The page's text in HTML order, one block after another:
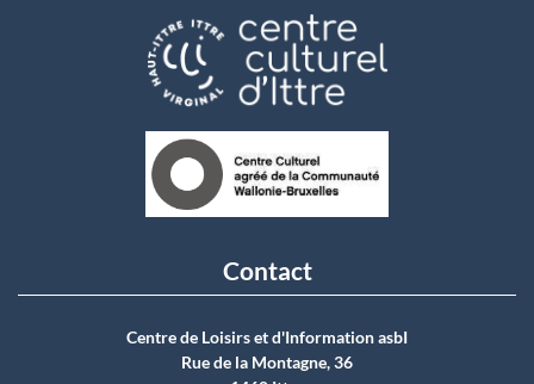
Contact
Centre de Loisirs et d'Information asbI
Rue de la Montagne, 36